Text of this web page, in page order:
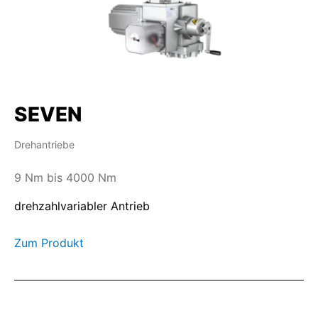
SEVEN
Drehantriebe
9 Nm bis 4000 Nm
drehzahlvariabler Antrieb
Zum Produkt